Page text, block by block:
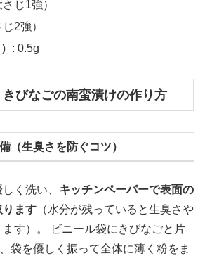
じ1強）
2強）
: 0.5g
びなごの南蛮漬けの作り方
（生臭さを防ぐコツ）
く洗い、 キッチンペーパーで表面の
ります （水分が残っていると生臭さや
す）。 ビニール袋にきびなごと片
袋を優しく振って全体に薄く粉をま